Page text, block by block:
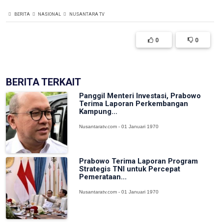
BERITA NASIONAL NUSANTARA TV
0 0
BERITA TERKAIT
Panggil Menteri Investasi, Prabowo
Terima Laporan Perkembangan
Kampung...
Nusantaratv.com - 01 Januari 1970
Prabowo Terima Laporan Program
Strategis TNI untuk Percepat
Pemerataan...
Nusantaratv.com - 01 Januari 1970